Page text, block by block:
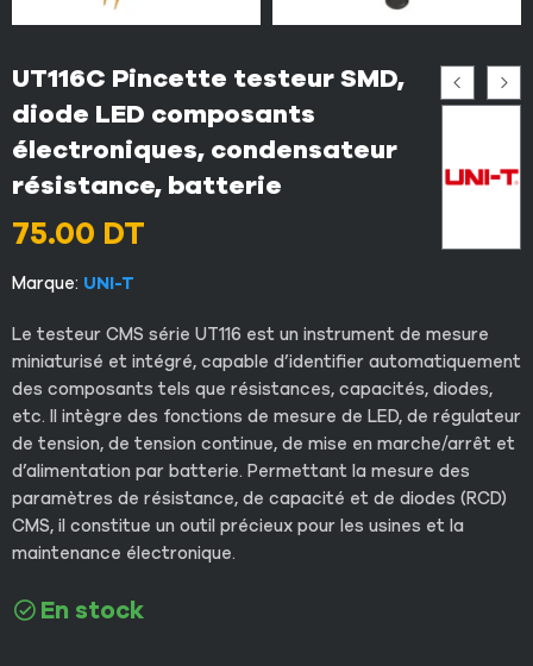
UT116C Pincette testeur SMD,
diode LED composants
électroniques, condensateur
résistance, batterie
75.00 DT
Marque: UNI-T
Le testeur CMS série UT116 est un instrument de mesure
miniaturisé et intégré, capable d’identifier automatiquement
des composants tels que résistances, capacités, diodes,
etc. Il intègre des fonctions de mesure de LED, de régulateur
de tension, de tension continue, de mise en marche/arrêt et
d’alimentation par batterie. Permettant la mesure des
paramètres de résistance, de capacité et de diodes (RCD)
CMS, il constitue un outil précieux pour les usines et la
maintenance électronique.
En stock